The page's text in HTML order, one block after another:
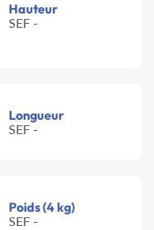
Hauteur
SEF -
Longueur
SEF -
Poids (4 kg)
SEF -